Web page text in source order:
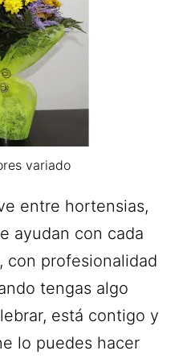
variado
entre hortensias,
ayudan con cada
con profesionalidad
tengas algo
está contigo y
lo puedes hacer